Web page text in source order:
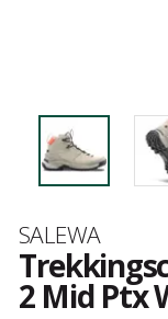
Merk
SALEWA
2 Mid Ptx